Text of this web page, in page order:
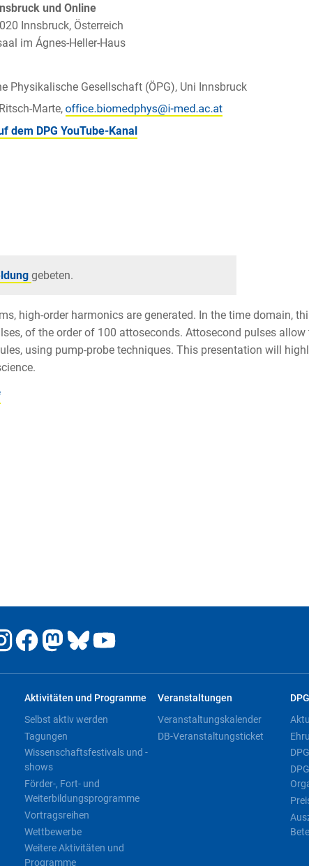
und Online
Innsbruck, Österreich
im Ágnes-Heller-Haus
Physikalische Gesellschaft (ÖPG), Uni Innsbruck
Marte,
dem DPG YouTube-Kanal
gebeten.
high-order harmonics are generated. In the time domain,
of the order of 100 attoseconds. Attosecond pulses allow
using pump-probe techniques. This presentation will
Aktivitäten und Programme
Selbst aktiv werden
Tagungen
Wissenschaftsfestivals und -
shows
Förder-, Fort- und
Weiterbildungsprogramme
Vortragsreihen
Wettbewerbe
Weitere Aktivitäten und
Programme
Veranstaltungen
Veranstaltungskalender
DB-Veranstaltungsticket